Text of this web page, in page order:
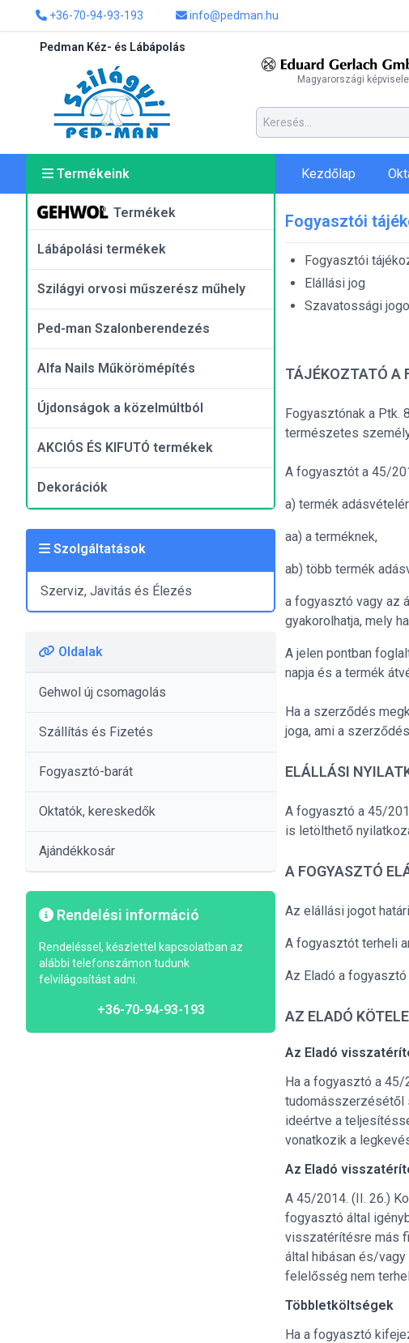
+36-70-94-93-193 info@pedman.hu
Pedman Kéz- és Lábápolás
Magyarországi
Termékeink Kezdőlap
Termékek
Lábápolási termékek
Szilágyi orvosi műszerész műhely
Ped-man Szalonberendezés
Alfa Nails Műkörömépítés
Újdonságok a közelmúltból
AKCIÓS ÉS KIFUTÓ termékek
Dekorációk
Szolgáltatások
Szerviz, Javitás és Élezés
Oldalak
Gehwol új csomagolás
Szállítás és Fizetés
Fogyasztó-barát
Oktatók, kereskedők
Ajándékkosár
Rendelési információ
Rendeléssel, készlettel kapcsolatban az
alábbi telefonszámon tudunk
felvilágosítást adni.
+36-70-94-93-193
Fogyasztói
Fogyasztói
Elállási jog
Szavatossági
TÁJÉKOZTATÓ A
Fogyasztónak a Ptk.
természetes
A fogyasztót a 45/
a) termék
aa) a terméknek,
ab) több termék
a fogyasztó vagy az
gyakorolhatja, mely
A jelen pontban
napja és a termék
Ha a szerződés
joga, ami a
ELÁLLÁSI
A fogyasztó a 45/
is letölthető
A FOGYASZTÓ
Az elállási jogot
A fogyasztót terheli
Az Eladó a
AZ ELADÓ
Az Eladó
Ha a fogyasztó a 45/
tudomásszerzésétől
ideértve a
vonatkozik a
Az Eladó
A 45/2014. (II. 26.)
fogyasztó által
visszatérítésre más
által hibásan és/
felelősség nem
Többletköltségek
Ha a fogyasztó